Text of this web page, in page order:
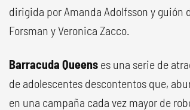
dirigida por Amanda Adolfsson y guión
Forsman y Veronica Zacco.
Barracuda Queens es una serie de
de adolescentes descontentos que,
en una campaña cada vez mayor de